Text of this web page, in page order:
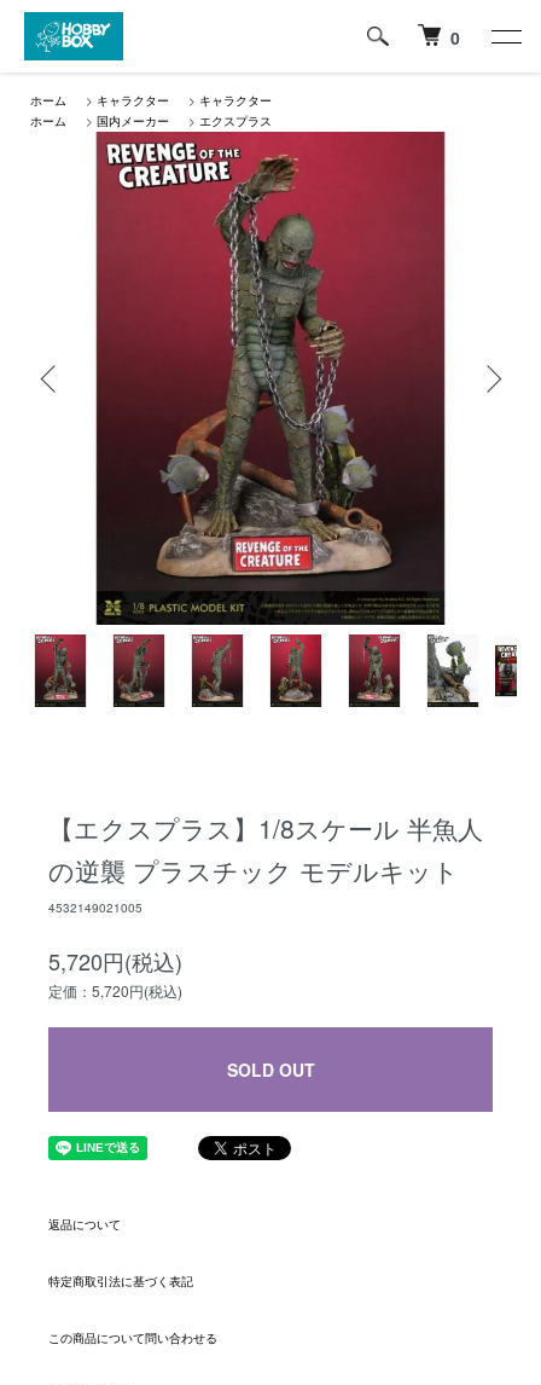
0
ホーム > キャラクター > キャラクター
ホーム
> 国内メーカー > エクスプラス
【エクスプラス】1/8スケール 半魚人
の逆襲 プラスチック モデルキット
4532149021005
5,720円(税込)
定価：5,720円(税込)
SOLD OUT
返品について
特定商取引法に基づく表記
この商品について問い合わせる